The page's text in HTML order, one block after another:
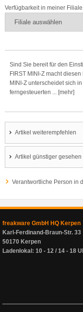
Verfügbarkeit in meiner Filiale
Sind Sie bereit für den
FIRST MINI-Z macht
MINI-Z unterscheidet sich
ferngesteuerten ... [mehr]
Artikel weiterempfehlen
Artikel günstiger gesehen
Verantwortliche Person in
freakware GmbH HQ Kerpen
Karl-Ferdinand-Braun-Str. 33
50170 Kerpen
Ladenlokal: 10 - 12 / 14 - 18